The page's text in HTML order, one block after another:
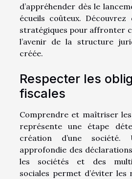
d’appréhender dès le
écueils coûteux.
stratégiques pour affronter
l’avenir de la structure
créée.
Respecter les
fiscales
Comprendre et maîtriser
représente une étape
création d’une société.
approfondie des
les sociétés et des
sociales permet d’éviter les